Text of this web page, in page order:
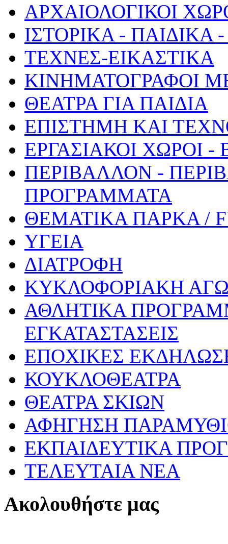
ΑΡΧΑΙΟΛΟΓΙΚΟΙ
ΙΣΤΟΡΙΚΑ -
ΤΕΧΝΕΣ-ΕΙΚΑΣΤΙΚΑ
ΚΙΝΗΜΑΤΟΓΡΑΦΟΙ
ΘΕΑΤΡΑ ΓΙΑ ΠΑΙΔΙΑ
ΕΠΙΣΤΗΜΗ ΚΑΙ
ΕΡΓΑΣΙΑΚΟΙ ΧΩΡΟΙ
ΠΕΡΙΒΑΛΛΟΝ -
ΠΡΟΓΡΑΜΜΑΤΑ
ΘΕΜΑΤΙΚΑ ΠΑΡΚΑ /
ΥΓΕΙΑ
ΔΙΑΤΡΟΦΗ
ΚΥΚΛΟΦΟΡΙΑΚΗ
ΑΘΛΗΤΙΚΑ
ΕΓΚΑΤΑΣΤΑΣΕΙΣ
ΕΠΟΧΙΚΕΣ
ΚΟΥΚΛΟΘΕΑΤΡΑ
ΘΕΑΤΡΑ ΣΚΙΩΝ
ΑΦΗΓΗΣΗ
ΕΚΠΑΙΔΕΥΤΙΚΑ
ΤΕΛΕΥΤΑΙΑ ΝΕΑ
Ακολουθήστε μας